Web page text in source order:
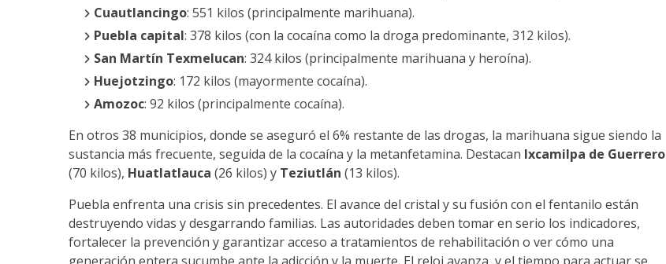
Cuautlancingo: 551 kilos (principalmente marihuana).
Puebla capital: 378 kilos (con la cocaína como la droga predominante, 312 kilos).
San Martín Texmelucan: 324 kilos (principalmente marihuana y heroína).
Huejotzingo: 172 kilos (mayormente cocaína).
Amozoc: 92 kilos (principalmente cocaína).
En otros 38 municipios, donde se aseguró el 6% restante de las drogas, la marihuana sigue siendo la
sustancia más frecuente, seguida de la cocaína y la metanfetamina. Destacan Ixcamilpa de Guerrero
(70 kilos), Huatlatlauca (26 kilos) y Teziutlán (13 kilos).
Puebla enfrenta una crisis sin precedentes. El avance del cristal y su fusión con el fentanilo están
destruyendo vidas y desgarrando familias. Las autoridades deben tomar en serio los indicadores,
fortalecer la prevención y garantizar acceso a tratamientos de rehabilitación o ver cómo una